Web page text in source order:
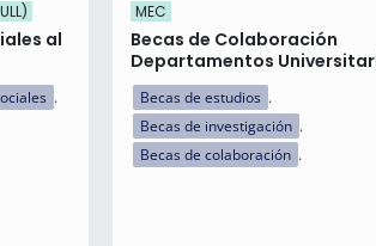
al
MEC
Becas de Colaboración
Departamentos
Becas de estudios
Becas de investigación
Becas de colaboración